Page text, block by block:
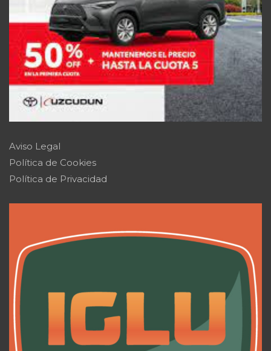
Aviso Legal
Política de Cookies
Política de Privacidad